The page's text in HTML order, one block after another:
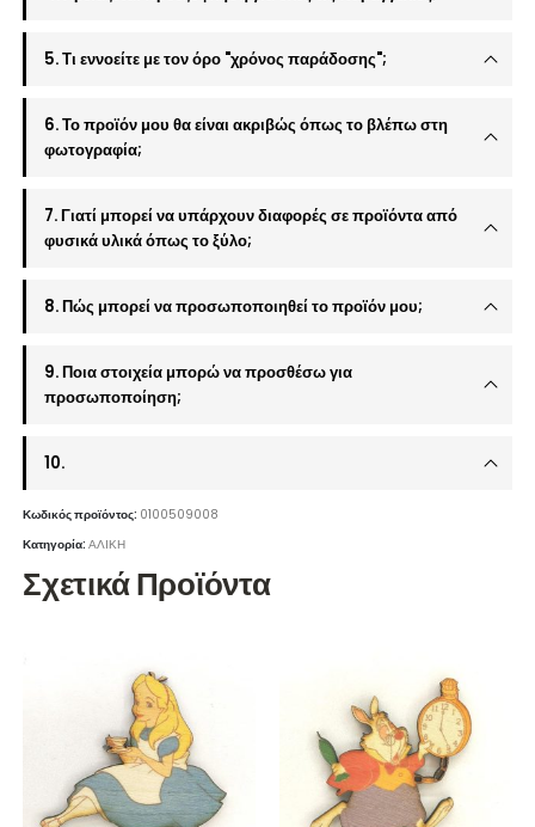
5. Τι εννοείτε με τον όρο "χρόνος παράδοσης";
6. Το προϊόν μου θα είναι ακριβώς όπως το βλέπω στη
φωτογραφία;
7. Γιατί μπορεί να υπάρχουν διαφορές σε προϊόντα από
φυσικά υλικά όπως το ξύλο;
8. Πώς μπορεί να προσωποποιηθεί το προϊόν μου;
9. Ποια στοιχεία μπορώ να προσθέσω για
προσωποποίηση;
10.
Κωδικός προϊόντος: 0100509008
Κατηγορία:ΑΛΙΚΗ
Σχετικά Προϊόντα